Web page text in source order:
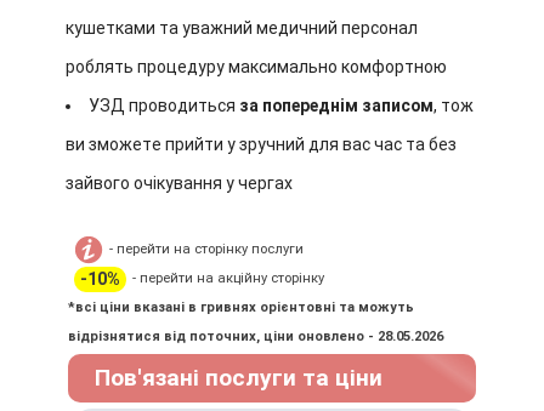
кушетками та уважний медичний персонал
роблять процедуру максимально комфортною
УЗД проводиться за попереднім записом, тож
ви зможете прийти у зручний для вас час та без
зайвого очікування у чергах
- перейти на сторінку послуги
-10%
- перейти на акційну сторінку
*всі ціни вказані в гривнях орієнтовні та можуть
відрізнятися від поточних, ціни оновлено - 28.05.2026
Пов'язані послуги та ціни